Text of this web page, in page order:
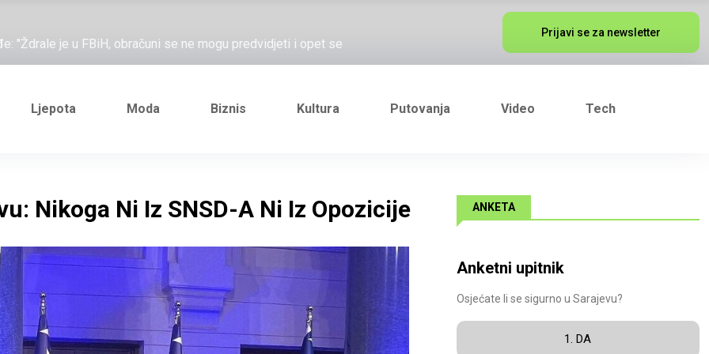
"Ždrale je u FBiH, obračuni se ne mogu predvidjeti i opet se
Željezničarov Karamarko
je general Izet Nanić, pogibijom je probio blokadu koja je
Prijavi se za newsletter
Ljepota Moda Biznis Kultura Putovanja Video Tech
Nikoga Ni Iz SNSD-A Ni Iz Opozicije ANKETA
Anketni upitnik
Osjećate li se sigurno u Sarajevu?
1. DA